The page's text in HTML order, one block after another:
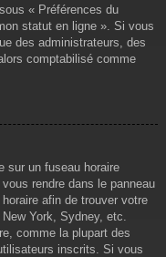
« Préférences du
statut en ligne ». Si vous
des administrateurs, des
comptabilisé comme
sur un fuseau horaire
rendre dans le panneau
afin de trouver votre
York, Sydney, etc.
comme la plupart des
inscrits. Si vous